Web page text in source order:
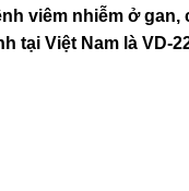
viêm nhiễm ở
tại Việt Nam là VD-